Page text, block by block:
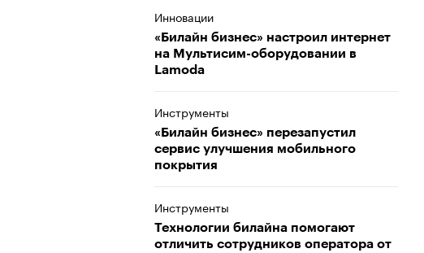
Инновации
«Билайн бизнес» настроил интернет
на Мультисим-оборудовании в
Lamoda
Инструменты
«Билайн бизнес» перезапустил
сервис улучшения мобильного
покрытия
Инструменты
Технологии билайна помогают
отличить сотрудников оператора от